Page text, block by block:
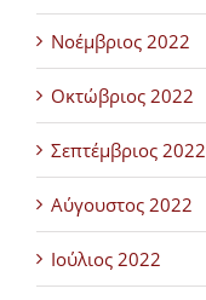
Νοέμβριος 2022
Οκτώβριος 2022
Σεπτέμβριος 2022
Αύγουστος 2022
Ιούλιος 2022